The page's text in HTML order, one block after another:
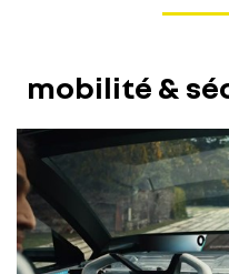
mobilité &